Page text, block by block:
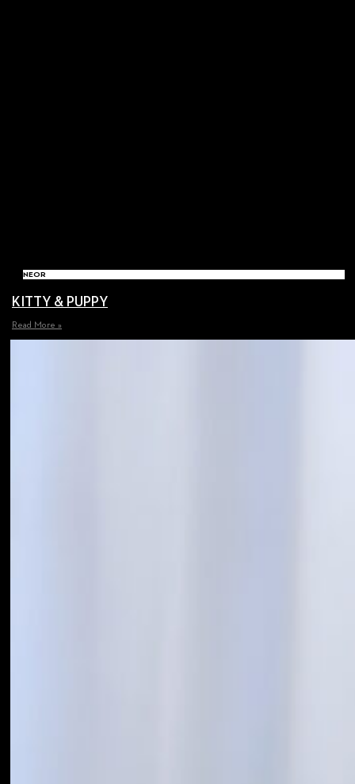
NEOR
KITTY & PUPPY
Read More »